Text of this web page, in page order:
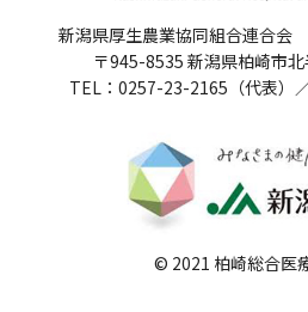
新潟県厚生農業協同組合連合会
〒945-8535 新潟県柏崎市
TEL：0257-23-2165（代表）
© 2021 柏崎総合医